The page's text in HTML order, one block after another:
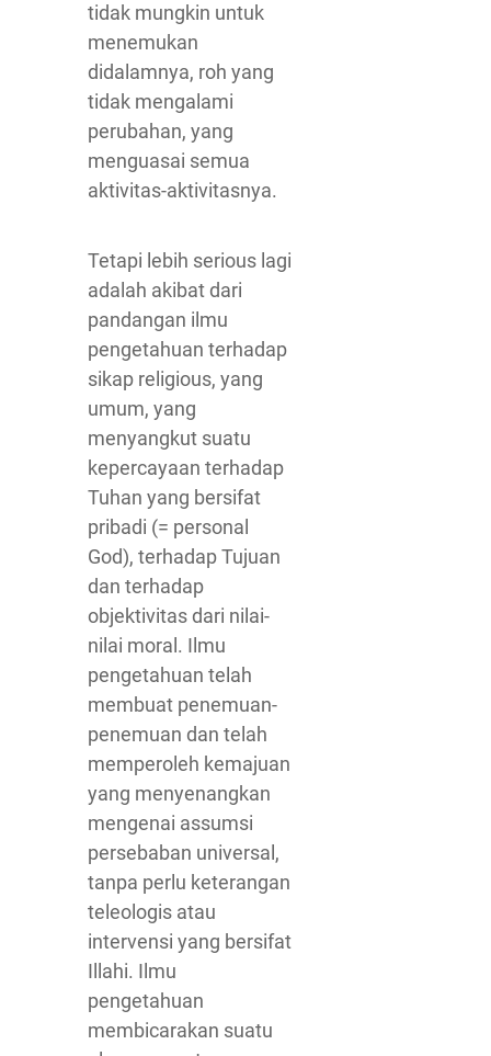
tidak mungkin untuk
menemukan
didalamnya, roh yang
tidak mengalami
perubahan, yang
menguasai semua
aktivitas-aktivitasnya.
Tetapi lebih serious lagi
adalah akibat dari
pandangan ilmu
pengetahuan terhadap
sikap religious, yang
umum, yang
menyangkut suatu
kepercayaan terhadap
Tuhan yang bersifat
pribadi (= personal
God), terhadap Tujuan
dan terhadap
objektivitas dari nilai-
nilai moral. Ilmu
pengetahuan telah
membuat penemuan-
penemuan dan telah
memperoleh kemajuan
yang menyenangkan
mengenai assumsi
persebaban universal,
tanpa perlu keterangan
teleologis atau
intervensi yang bersifat
Illahi. Ilmu
pengetahuan
membicarakan suatu